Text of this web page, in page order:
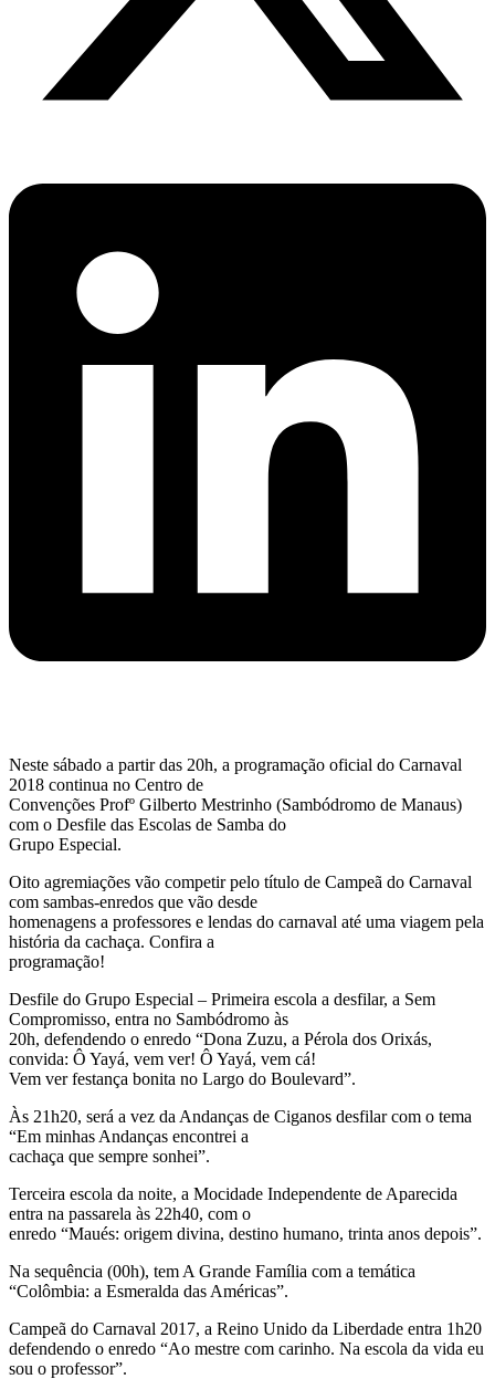
Neste sábado a partir das 20h, a programação oficial do Carnaval
2018 continua no Centro de
Convenções Profº Gilberto Mestrinho (Sambódromo de Manaus)
com o Desfile das Escolas de Samba do
Grupo Especial.
Oito agremiações vão competir pelo título de Campeã do Carnaval
com sambas-enredos que vão desde
homenagens a professores e lendas do carnaval até uma viagem pela
história da cachaça. Confira a
programação!
Desfile do Grupo Especial – Primeira escola a desfilar, a Sem
Compromisso, entra no Sambódromo às
20h, defendendo o enredo “Dona Zuzu, a Pérola dos Orixás,
convida: Ô Yayá, vem ver! Ô Yayá, vem cá!
Vem ver festança bonita no Largo do Boulevard”.
Às 21h20, será a vez da Andanças de Ciganos desfilar com o tema
“Em minhas Andanças encontrei a
cachaça que sempre sonhei”.
Terceira escola da noite, a Mocidade Independente de Aparecida
entra na passarela às 22h40, com o
enredo “Maués: origem divina, destino humano, trinta anos depois”.
Na sequência (00h), tem A Grande Família com a temática
“Colômbia: a Esmeralda das Américas”.
Campeã do Carnaval 2017, a Reino Unido da Liberdade entra 1h20
defendendo o enredo “Ao mestre com carinho. Na escola da vida eu
sou o professor”.